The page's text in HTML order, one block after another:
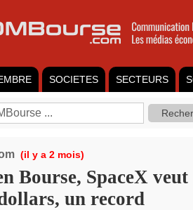
SOCIETES SECTEURS
(il y a 2 mois)
Bourse, SpaceX
un record